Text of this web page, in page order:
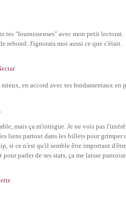
tes "fournisseuses" avec mon petit lectorat.
rebond. J'ignorais moi aussi ce que c'était.
en accord avec tes fondamentaux en
mais ça m'intrigue. Je ne vois pas
liens partout dans les billets pour grimper
si ce n'est qu'il semble être important
parler de ses stats, ça me laisse